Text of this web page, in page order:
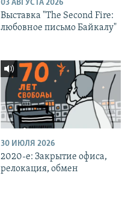
03 АВГУСТА 2026
Выставка "The Second Fire:
любовное письмо Байкалу"
30 ИЮЛЯ 2026
2020-е: Закрытие офиса,
релокация, обмен